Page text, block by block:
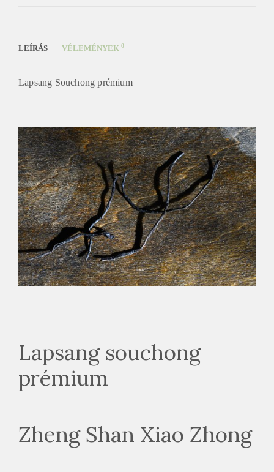
LEÍRÁS VÉLEMÉNYEK 0
Lapsang Souchong prémium
Lapsang souchong
prémium
Zheng Shan Xiao Zhong